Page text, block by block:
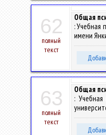
62
полный
текст
Общая
: Учебная
имени
63
полный
текст
Общая
: